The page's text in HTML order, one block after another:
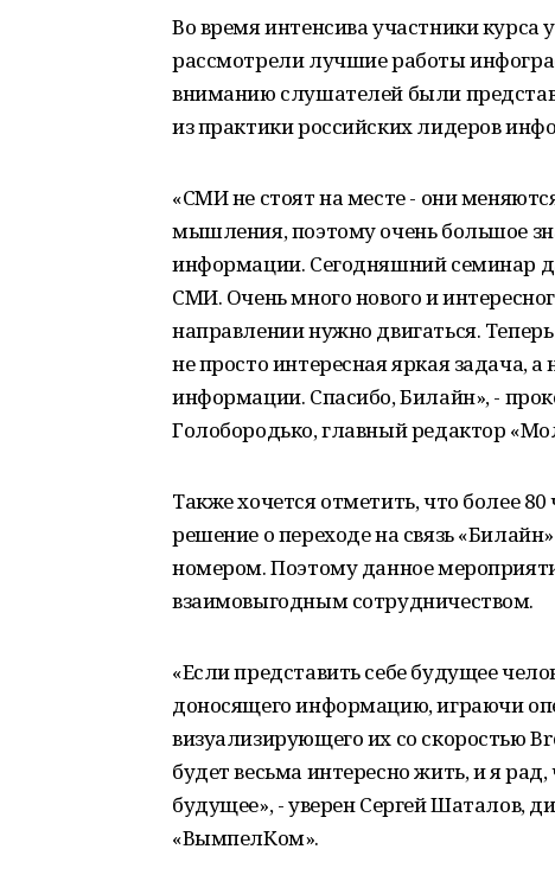
Во время интенсива участники
рассмотрели лучшие работы
вниманию слушателей были
из практики российских лидеров
«СМИ не стоят на месте - они
мышления, поэтому очень большое
информации. Сегодняшний семинар
СМИ. Очень много нового и
направлении нужно двигаться.
не просто интересная яркая задача,
информации. Спасибо, Билайн», -
Голобородько, главный редактор
Также хочется отметить, что более
решение о переходе на связь
номером. Поэтому данное
взаимовыгодным сотрудничеством.
«Если представить себе будущее
доносящего информацию, играючи
визуализирующего их со скоростью
будет весьма интересно жить, и я
будущее», - уверен Сергей Шаталов,
«ВымпелКом».